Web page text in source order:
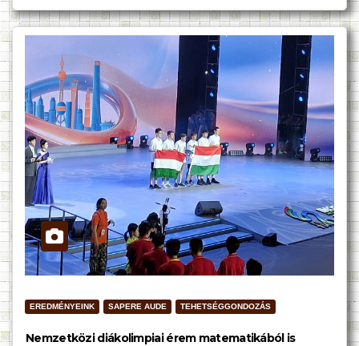
EREDMÉNYEINK SAPERE AUDE TEHETSÉGGONDOZÁS
Nemzetközi diákolimpiai érem matematikából is